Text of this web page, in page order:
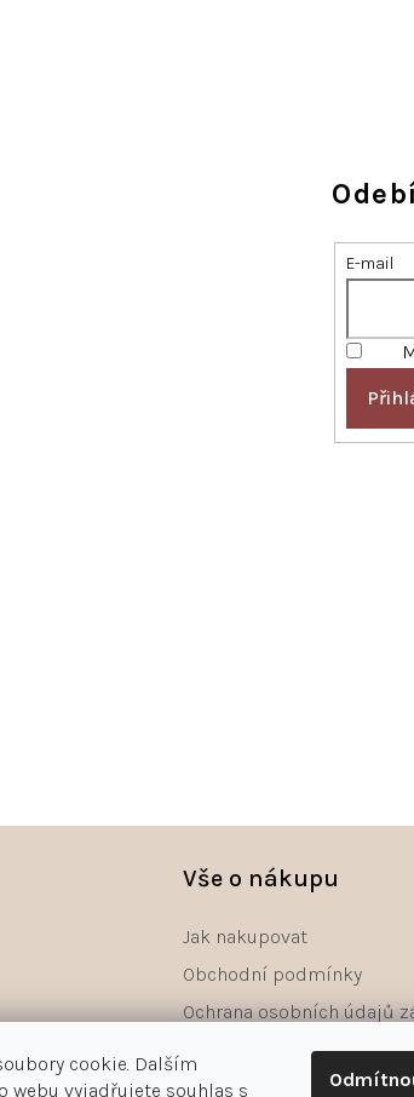
cookie. Dalším
webu vyjadřujete souhlas s
E-mail
Vše o nákupu
Jak nakupovat
Obchodní podmínky
Ochrana osobních údajů
Odstoupení od smlouvy -